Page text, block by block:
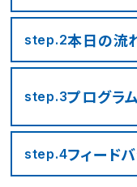
step.2本日の流
step.3プログラム
step.4フィード